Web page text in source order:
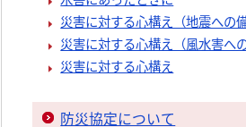
災害に対する心構え（地震への備
災害に対する心構え（風水害への
災害に対する心構え
防災協定について